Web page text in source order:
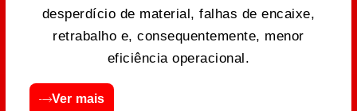
desperdício de material, falhas de encaixe,
retrabalho e, consequentemente, menor
eficiência operacional.
Ver mais